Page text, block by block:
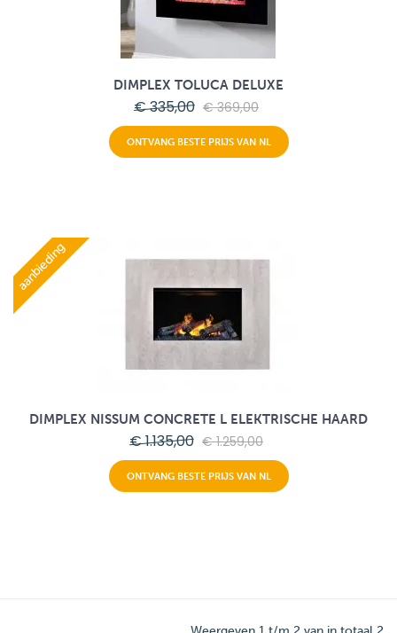
DIMPLEX TOLUCA DELUXE
€ 335,00 € 369,00
ONTVANG BESTE PRIJS VAN NL
aanbieding
DIMPLEX NISSUM CONCRETE L ELEKTRISCHE HAARD
€ 1.135,00 € 1.259,00
ONTVANG BESTE PRIJS VAN NL